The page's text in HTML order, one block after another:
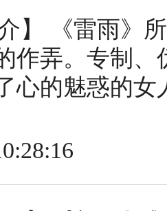
介】 《雷雨》
作弄。专制
心的魅惑的